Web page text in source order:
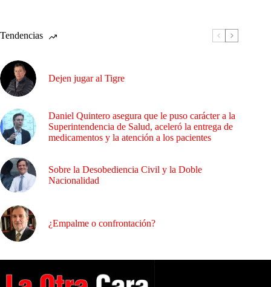
Tendencias
Dejen jugar al Tigre
Daniel Quintero asegura que le puso carácter a la
Superintendencia de Salud, aceleró la entrega de
medicamentos y la atención a los pacientes
Sobre la Desobediencia Civil y la Doble
Nacionalidad
¿Empalme o confrontación?